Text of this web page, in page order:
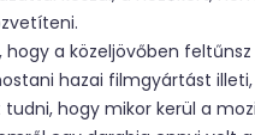
hogy a közeljövőben
hazai filmgyártást
hogy mikor kerül a